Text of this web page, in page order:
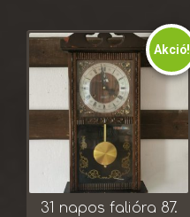
Akció!
31 napos falióra 87.